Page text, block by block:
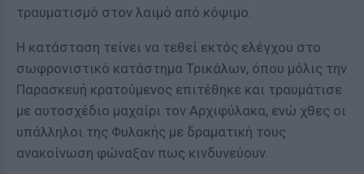
τραυματισμό στον λαιμό από κόψιμο.
Η κατάσταση τείνει να τεθεί εκτός ελέγχου στο
σωφρονιστικό κατάστημα Τρικάλων, όπου μόλις την
Παρασκευή κρατούμενος επιτέθηκε και τραυμάτισε
με αυτοσχέδιο μαχαίρι τον Αρχιφύλακα, ενώ χθες οι
υπάλληλοι της Φυλακής με δραματική τους
ανακοίνωση φώναξαν πως κινδυνεύουν.